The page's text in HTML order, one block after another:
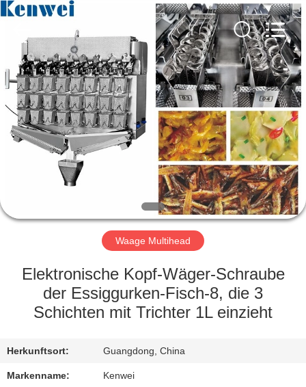
STARTSEITE
PRODUKTE
ÜBER
FABRIK
QUALITÄTSKONTROLLE
REFERENZEN
Fournisseur.
Copyright
weigher.com.
All
Rights
Reserved.
Waage Multihead
Elektronische Kopf-Wäger-Schraube
der Essiggurken-Fisch-8, die 3
Schichten mit Trichter 1L einzieht
Herkunftsort: Guangdong, China
Markenname: Kenwei